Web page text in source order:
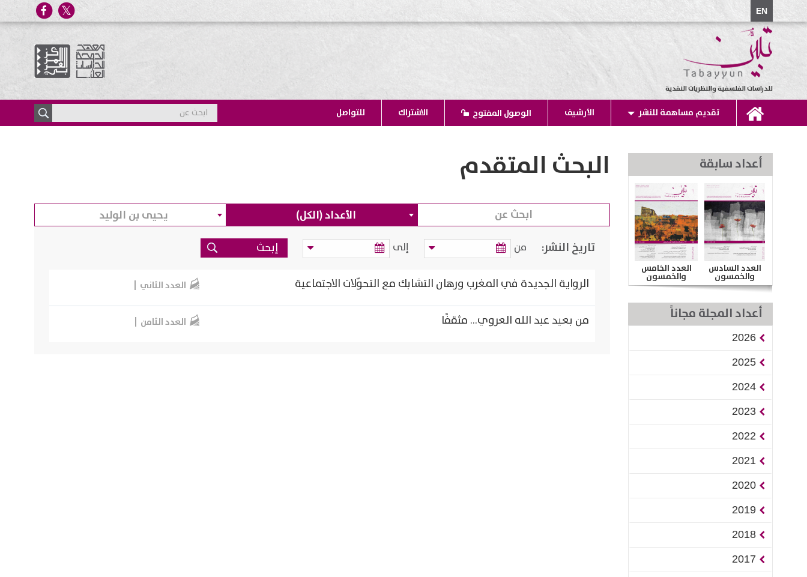
EN
للدراسات الفلسفية والنظريات النقدية
تقديم مساهمة للنشر الأرشيف الوصول المفتوح الاشتراك للتواصل
البحث المتقدم
الأعداد (الكل)
يحيى بن الوليد
تاريخ النشر:
من إلى
الرواية الجديدة في المغرب ورهان التشابك مع التحوّلات الاجتماعية العدد الثاني
من بعيد عبد الله العروي... مثقفًا العدد الثامن
أعداد سابقة
العدد السادس
والخمسون
العدد الخامس
والخمسون
أعداد المجلة مجاناً
2026
2025
2024
2023
2022
2021
2020
2019
2018
2017